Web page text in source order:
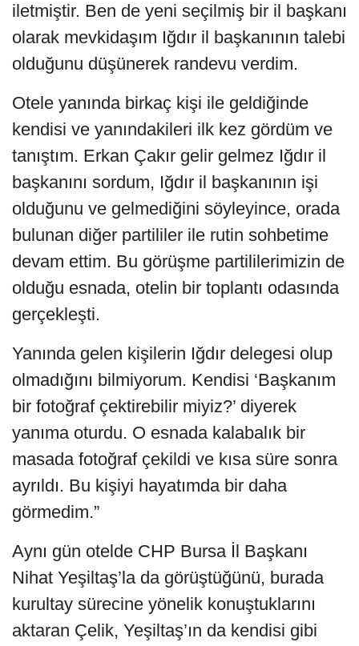
iletmiştir. Ben de yeni seçilmiş bir il başkanı
olarak mevkidaşım Iğdır il başkanının talebi
olduğunu düşünerek randevu verdim.
Otele yanında birkaç kişi ile geldiğinde
kendisi ve yanındakileri ilk kez gördüm ve
tanıştım. Erkan Çakır gelir gelmez Iğdır il
başkanını sordum, Iğdır il başkanının işi
olduğunu ve gelmediğini söyleyince, orada
bulunan diğer partililer ile rutin sohbetime
devam ettim. Bu görüşme partililerimizin de
olduğu esnada, otelin bir toplantı odasında
gerçekleşti.
Yanında gelen kişilerin Iğdır delegesi olup
olmadığını bilmiyorum. Kendisi ‘Başkanım
bir fotoğraf çektirebilir miyiz?’ diyerek
yanıma oturdu. O esnada kalabalık bir
masada fotoğraf çekildi ve kısa süre sonra
ayrıldı. Bu kişiyi hayatımda bir daha
görmedim.”
Aynı gün otelde CHP Bursa İl Başkanı
Nihat Yeşiltaş’la da görüştüğünü, burada
kurultay sürecine yönelik konuştuklarını
aktaran Çelik, Yeşiltaş’ın da kendisi gibi